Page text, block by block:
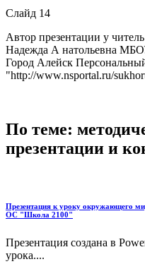
Слайд 14
Автор презентации у
Надежда А натольевна
Город Алейск
"http://www.nsportal.ru/
По теме:
презентации и
Презентация к уроку окружающего
ОС "Школа 2100"
Презентация создана в
урока....